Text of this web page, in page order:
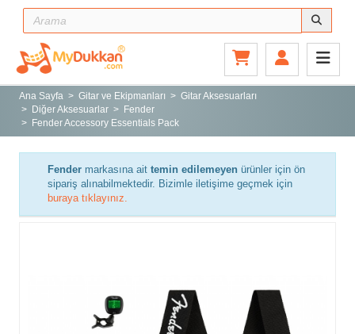
Ana Sayfa
Gitar ve Ekipmanları
Sahne ve Stüdyo
Tuşlu Çalgılar
Vurmalı Çalgılar
Ana Sayfa Gitar ve Ekipmanları
Gitar Aksesuarları
Diğer Aksesuarlar
Fender
Fender Accessory Essentials Pack
Fender markasına ait temin edilemeyen ürünler için ön
sipariş alınabilmektedir. Bizimle iletişime geçmek için
buraya tıklayınız.